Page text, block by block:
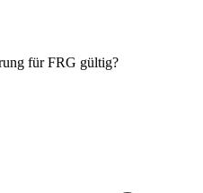
für FRG gültig?